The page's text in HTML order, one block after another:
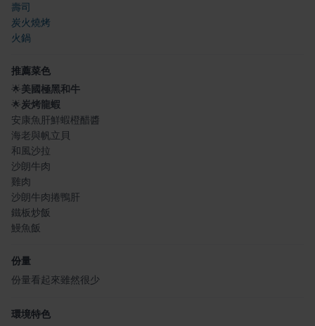
壽司
炭火燒烤
火鍋
推薦菜色
🌟美國極黑和牛
🌟炭烤龍蝦
安康魚肝鮮蝦橙醋醬
海老與帆立貝
和風沙拉
沙朗牛肉
雞肉
沙朗牛肉捲鴨肝
鐵板炒飯
鰻魚飯
份量
份量看起來雖然很少
環境特色